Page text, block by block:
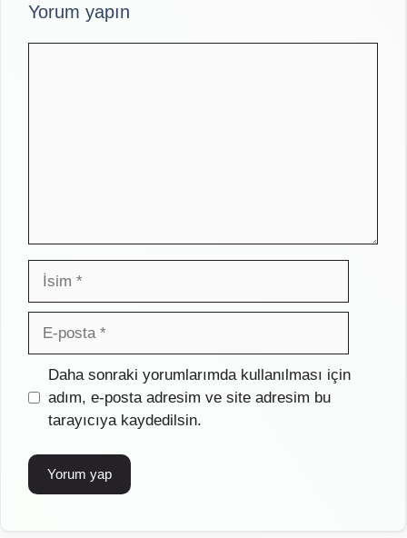
Yorum yapın
İsim
posta
İnternet
sitesi
Daha sonraki yorumlarımda kullanılması için
adım, e-posta adresim ve site adresim bu
tarayıcıya kaydedilsin.